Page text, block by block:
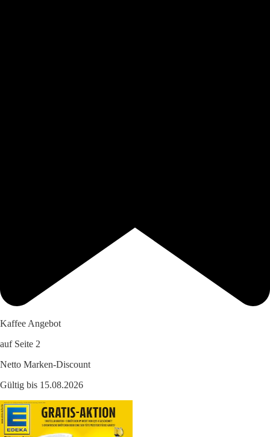
Kaffee Angebot
auf Seite 2
Netto Marken-Discount
Gültig bis 15.08.2026